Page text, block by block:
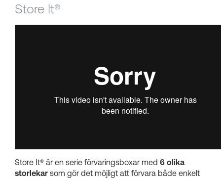
Store It®
Store It® är en serie förvaringsboxar med 6 olika
storlekar som gör det möjligt att förvara både enkelt